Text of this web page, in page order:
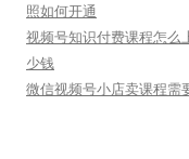
照如何开通
视频号知识付费课程怎么
少钱
微信视频号小店卖课程需